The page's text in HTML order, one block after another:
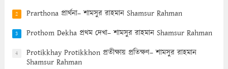
2 Prarthona প্রার্থনা– শামসুর রাহমান Shamsur Rahman
3 Prothom Dekha প্রথম দেখা– শামসুর রাহমান Shamsur Rahman
4
Protikkhay Protikkhon প্রতীক্ষায় প্রতিক্ষণ– শামসুর রাহমান
Shamsur Rahman